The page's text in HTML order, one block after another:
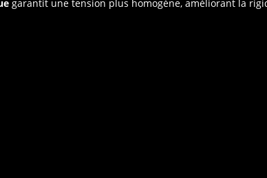
garantit une tension plus homogène, améliorant la